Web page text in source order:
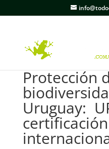
Protección
Uruguay:
certificación